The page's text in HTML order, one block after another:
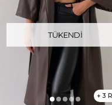
TÜKENDI
3